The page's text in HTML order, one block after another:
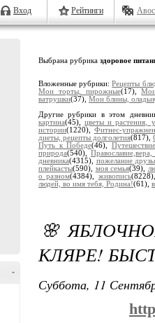
Вход Рейтинги
-
Выбрана рубрика здоровое
Вложенные рубрики:Рецепты
Мои торты, пирожные(17),
ватрушки(37), Мои блины, оладьи
Другие рубрики в этом
картина(45),цветы и растения,
истории(1220), Фитнес-
диеты, рецепты долголетия(817),
Путь к Победе(46),
природа(540),
дневника(4315), пожелание
плейкасты(590), моя семья(39),
о разном(4384), живопись
людей, во имя тебя, Родина!(61),
🌸
КЛЯРЕ!
Суббота, 11